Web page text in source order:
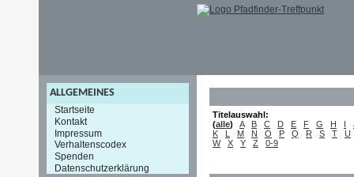
ALLGEMEINES
Startseite
Kontakt
Impressum
Verhaltenscodex
Spenden
Datenschutzerklärung
Titelauswahl:
(alle) A B C D E F G H I
K
L M N O P Q R S T
U
W
X Y Z 0-9